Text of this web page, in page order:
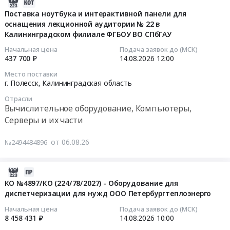
Поставка ноутбука и интерактивной панели для
оснащения лекционной аудитории № 22 в
Калининградском филиале ФГБОУ ВО СПбГАУ
Начальная цена
437 700 ₽
Подача заявок до (МСК)
14.08.2026 12:00
Место поставки
г. Полесск, Калининградская область
Отрасли
Вычислительное оборудование, Компьютеры,
Серверы и их части
№2494484896 от 06.08.26
КО №4897/КО (224/78/2027) - Оборудование для
диспетчеризации для нужд ООО Петербургтеплоэнерго
Начальная цена
8 458 431 ₽
Подача заявок до (МСК)
14.08.2026 10:00